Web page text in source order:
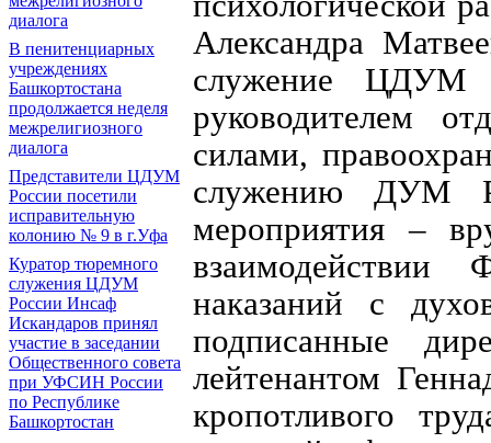
диалога
В пенитенциарных
учреждениях
Башкортостана
продолжается неделя
межрелигиозного
диалога
Представители ЦДУМ
России посетили
исправительную
колонию № 9 в г.Уфа
Куратор тюремного
служения ЦДУМ
России Инсаф
Искандаров принял
участие в заседании
Общественного совета
при УФСИН России
по Республике
Башкортостан
Александра
служение ЦДУМ
руководителем
силами,
служению ДУМ
мероприятия –
взаимодействии
наказаний с
подписанные
лейтенантом
кропотливого